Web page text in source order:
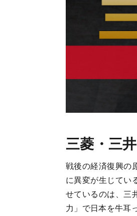
三菱・三
戦後の経済復興の
に異変が生じてい
せているのは、三
力」で日本を牛耳